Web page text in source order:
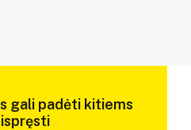
gali padėti kitiems